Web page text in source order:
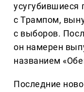
усугубившиеся
с Трампом,
с выборов.
он намерен
названием
Последние